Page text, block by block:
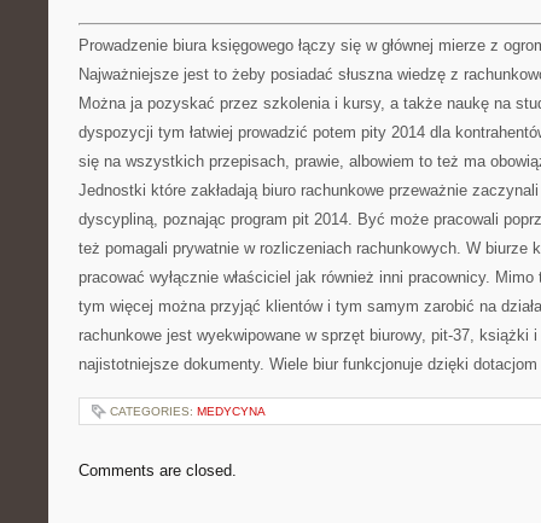
Prowadzenie biura księgowego łączy się w głównej mierze z
Najważniejsze jest to żeby posiadać słuszna wiedzę z
Można ja pozyskać przez szkolenia i kursy, a także naukę na
dyspozycji tym łatwiej prowadzić potem pity 2014 dla
się na wszystkich przepisach, prawie, albowiem to też ma
Jednostki które zakładają biuro rachunkowe przeważnie
dyscypliną, poznając program pit 2014. Być może pracowali
też pomagali prywatnie w rozliczeniach rachunkowych. W biurze
pracować wyłącznie właściciel jak również inni pracownicy.
tym więcej można przyjąć klientów i tym samym zarobić na
rachunkowe jest wyekwipowane w sprzęt biurowy, pit-37, książki
najistotniejsze dokumenty. Wiele biur funkcjonuje dzięki
CATEGORIES: MEDYCYNA
Comments are closed.